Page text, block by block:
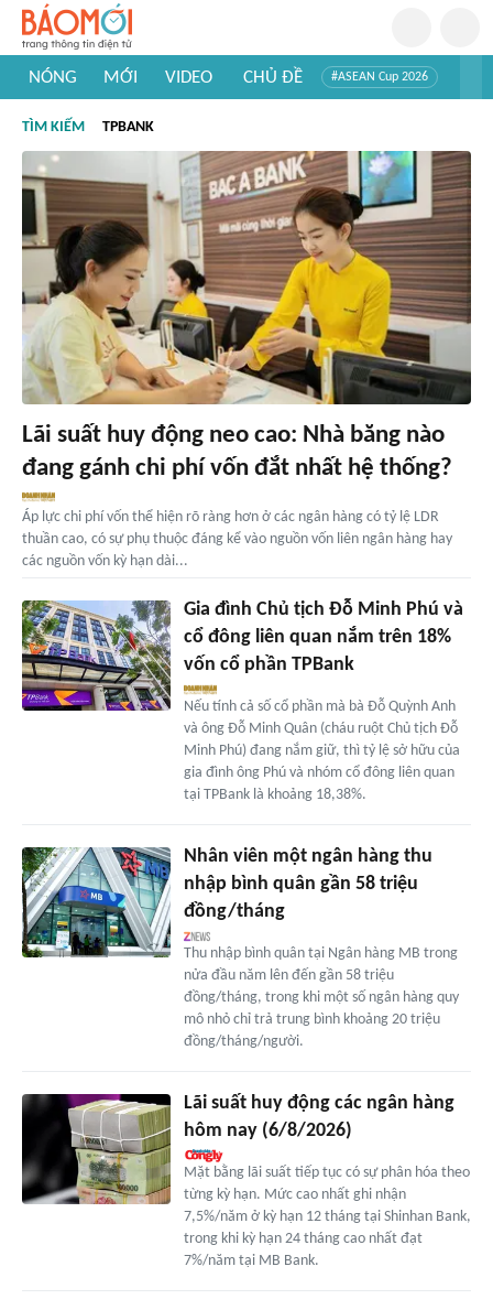
NÓNG MỚI VIDEO CHỦ ĐỀ #ASEAN Cup 2026
#Khám phá thế giới
TÌM KIẾM TPBANK
Lãi suất huy động neo cao: Nhà băng nào
đang gánh chi phí vốn đắt nhất hệ thống?
Áp lực chi phí vốn thể hiện rõ ràng hơn ở các ngân hàng có tỷ lệ LDR
thuần cao, có sự phụ thuộc đáng kể vào nguồn vốn liên ngân hàng hay
các nguồn vốn kỳ hạn dài...
Gia đình Chủ tịch Đỗ Minh Phú và
cổ đông liên quan nắm trên 18%
vốn cổ phần TPBank
Nếu tính cả số cổ phần mà bà Đỗ Quỳnh Anh
và ông Đỗ Minh Quân (cháu ruột Chủ tịch Đỗ
Minh Phú) đang nắm giữ, thì tỷ lệ sở hữu của
gia đình ông Phú và nhóm cổ đông liên quan
tại TPBank là khoảng 18,38%.
Nhân viên một ngân hàng thu
nhập bình quân gần 58 triệu
đồng/tháng
Thu nhập bình quân tại Ngân hàng MB trong
nửa đầu năm lên đến gần 58 triệu
đồng/tháng, trong khi một số ngân hàng quy
mô nhỏ chỉ trả trung bình khoảng 20 triệu
đồng/tháng/người.
Lãi suất huy động các ngân hàng
hôm nay (6/8/2026)
Mặt bằng lãi suất tiếp tục có sự phân hóa theo
từng kỳ hạn. Mức cao nhất ghi nhận
7,5%/năm ở kỳ hạn 12 tháng tại Shinhan Bank,
trong khi kỳ hạn 24 tháng cao nhất đạt
7%/năm tại MB Bank.